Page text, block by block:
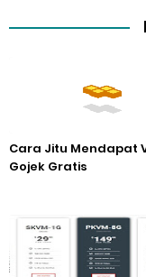
Cara Jitu Mendapat
Gojek Gratis